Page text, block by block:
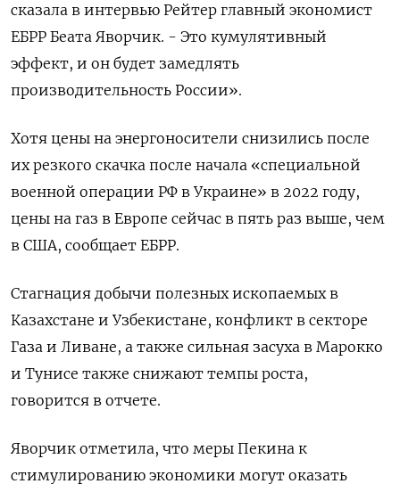
сказала в интервью Рейтер главный экономист
ЕБРР Беата Яворчик. - Это кумулятивный
эффект, и он будет замедлять
производительность России».
Хотя цены на энергоносители снизились после
их резкого скачка после начала «специальной
военной операции РФ в Украине» в 2022 году,
цены на газ в Европе сейчас в пять раз выше, чем
в США, сообщает ЕБРР.
Стагнация добычи полезных ископаемых в
Казахстане и Узбекистане, конфликт в секторе
Газа и Ливане, а также сильная засуха в Марокко
и Тунисе также снижают темпы роста,
говорится в отчете.
Яворчик отметила, что меры Пекина к
стимулированию экономики могут оказать